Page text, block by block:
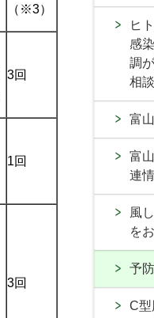
（※3）
3回
1回
3回
ヒ
感
調
相
富
富
連
風
を
予
C型